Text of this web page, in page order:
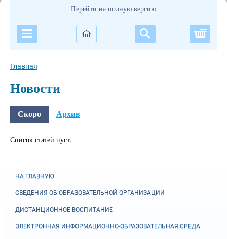
Перейти на полную версию
Главная
Новости
Скоро Архив
Список статей пуст.
НА ГЛАВНУЮ
СВЕДЕНИЯ ОБ ОБРАЗОВАТЕЛЬНОЙ ОРГАНИЗАЦИИ
ДИСТАНЦИОННОЕ ВОСПИТАНИЕ
ЭЛЕКТРОННАЯ ИНФОРМАЦИОННО-ОБРАЗОВАТЕЛЬНАЯ СРЕДА